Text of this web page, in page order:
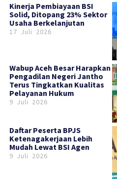
Kinerja Pembiayaan BSI
Solid, Ditopang 23% Sektor
Usaha Berkelanjutan
17 Juli 2026
Wabup Aceh Besar Harapkan
Pengadilan Negeri Jantho
Terus Tingkatkan Kualitas
Pelayanan Hukum
9 Juli 2026
Daftar Peserta BPJS
Ketenagakerjaan Lebih
Mudah Lewat BSI Agen
9 Juli 2026